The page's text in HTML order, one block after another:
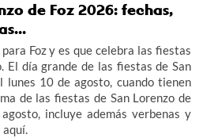
de Foz 2026: fechas,
Foz y es que celebra las fiestas
El día grande de las fiestas de San
lunes 10 de agosto, cuando tienen
de las fiestas de San Lorenzo de
incluye además verbenas y
aquí.